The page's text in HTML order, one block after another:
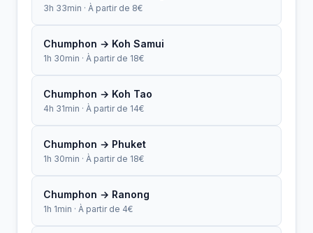
3h 33min · À partir de 8€
Chumphon → Koh Samui
1h 30min · À partir de 18€
Chumphon → Koh Tao
4h 31min · À partir de 14€
Chumphon → Phuket
1h 30min · À partir de 18€
Chumphon → Ranong
1h 1min · À partir de 4€